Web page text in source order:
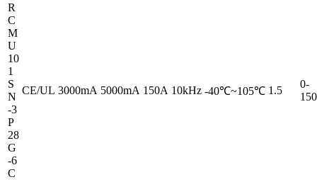
R
C
M
U
10
1
S
N
-3
P
28
G
-6
C
CE/UL 3000mA 5000mA 150A 10kHz -40℃~105℃ 1.5
0-